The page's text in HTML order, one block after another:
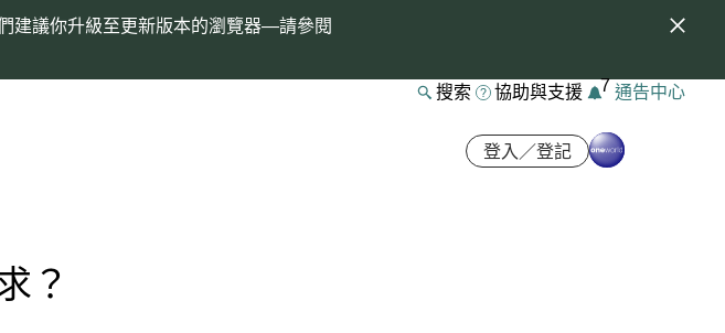
建議你升級至更新版本的瀏覽器—請參閱
搜索 協助與支援 7 通告中心
登入／登記
？